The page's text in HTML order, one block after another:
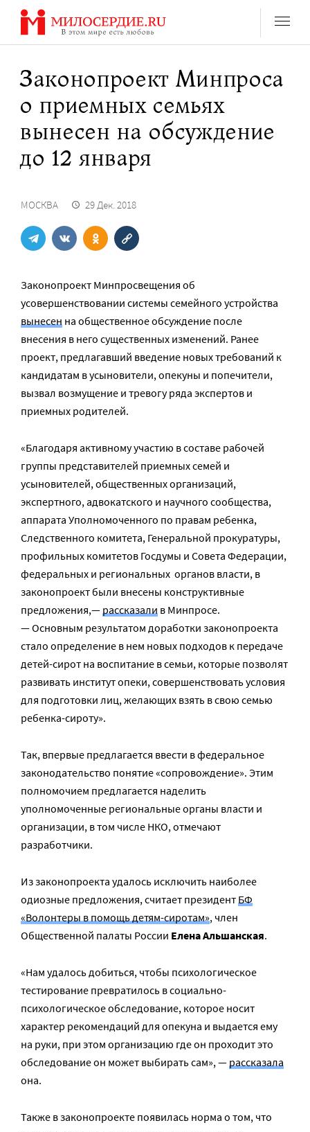
Перейти
содержанию
Законопроект Минпроса
о приемных семьях
вынесен на обсуждение
до 12 января
МОСКВА 29 Дек. 2018
Законопроект Минпросвещения об
усовершенствовании системы семейного устройства
вынесен на общественное обсуждение после
внесения в него существенных изменений. Ранее
проект, предлагавший введение новых требований к
кандидатам в усыновители, опекуны и попечители,
вызвал возмущение и тревогу ряда экспертов и
приемных родителей.
«Благодаря активному участию в составе рабочей
группы представителей приемных семей и
усыновителей, общественных организаций,
экспертного, адвокатского и научного сообщества,
аппарата Уполномоченного по правам ребенка,
Следственного комитета, Генеральной прокуратуры,
профильных комитетов Госдумы и Совета Федерации,
федеральных и региональных органов власти, в
законопроект были внесены конструктивные
предложения,—рассказали в Минпросе.
— Основным результатом доработки законопроекта
стало определение в нем новых подходов к передаче
детей-сирот на воспитание в семьи, которые позволят
развивать институт опеки, совершенствовать условия
для подготовки лиц, желающих взять в свою семью
ребенка-сироту».
Так, впервые предлагается ввести в федеральное
законодательство понятие «сопровождение». Этим
полномочием предлагается наделить
уполномоченные региональные органы власти и
организации, в том числе НКО, отмечают
разработчики.
Из законопроекта удалось исключить наиболее
одиозные предложения, считает президентБФ
«Волонтеры в помощь детям-сиротам», член
Общественной палаты России Елена Альшанская.
«Нам удалось добиться, чтобы психологическое
тестирование превратилось в социально-
психологическое обследование, которое носит
характер рекомендаций для опекуна и выдается ему
на руки, при этом организацию где он проходит это
обследование он может выбирать сам», —рассказала
она.
Также в законопроекте появилась норма о том, что